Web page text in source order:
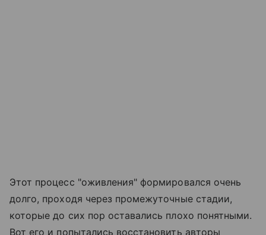
Этот процесс "оживления" формировался очень
долго, проходя через промежуточные стадии,
которые до сих пор оставались плохо понятными.
Вот его и попытались восстановить авторы